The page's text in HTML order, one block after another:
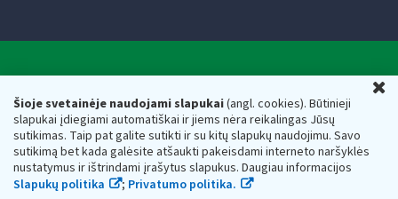
Šioje svetainėje naudojami slapukai(angl. cookies). Būtinieji
slapukai įdiegiami automatiškai ir jiems nėra reikalingas Jūsų
sutikimas. Taip pat galite sutikti ir su kitų slapukų naudojimu. Savo
sutikimą bet kada galėsite atšaukti pakeisdami interneto naršyklės
nustatymus ir ištrindami įrašytus slapukus. Daugiau informacijos
Slapukų politika
; Privatumo politika.
Respublikos finansų ministerijos
Biudžetinė įstaiga. Juridinio asmens kodas — 188659752,
adresas: Vasario 16-osios g. 14, 01107 Vilnius, Lietuva, el.paštas:
vmi@vmi.lt, E. pristatymo dėžutės adresas 188659752
Duomenys apie Valstybinę mokesčių inspekciją prie Lietuvos
Respublikos finansų ministerijos kaupiami ir saugomi Juridinių